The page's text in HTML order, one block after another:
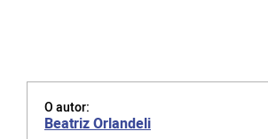
O autor:
Beatriz Orlandeli